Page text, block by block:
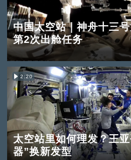
中国太空站｜神舟十三
第2次出舱任务
2:20
太空站里如何理发？王
器”换新发型